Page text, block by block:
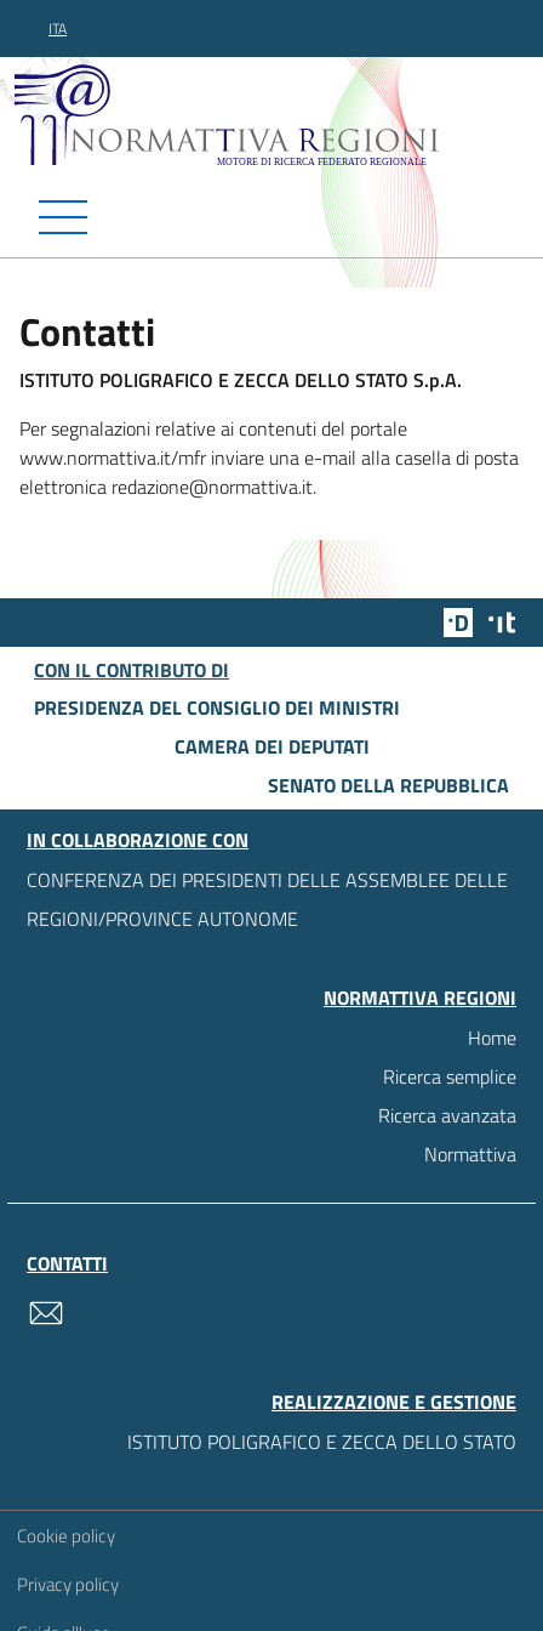
ITA
Normattiva Regioni -
Contatti
ISTITUTO POLIGRAFICO E ZECCA DELLO STATO S.p.A.
Per segnalazioni relative ai contenuti del portale
www.normattiva.it/mfr inviare una e-mail alla casella di posta
elettronica redazione@normattiva.it.
Team
CON IL CONTRIBUTO DI
PRESIDENZA DEL CONSIGLIO DEI MINISTRI
CAMERA DEI DEPUTATI
SENATO DELLA REPUBBLICA
IN COLLABORAZIONE CON
CONFERENZA DEI PRESIDENTI DELLE ASSEMBLEE DELLE
REGIONI/PROVINCE AUTONOME
NORMATTIVA REGIONI
Home
Ricerca semplice
Ricerca avanzata
Normattiva
CONTATTI
REALIZZAZIONE E GESTIONE
ISTITUTO POLIGRAFICO E ZECCA DELLO STATO
Sezione Link Utili
Cookie policy
Privacy policy